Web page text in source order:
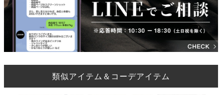
類似アイテム＆コーデアイテム